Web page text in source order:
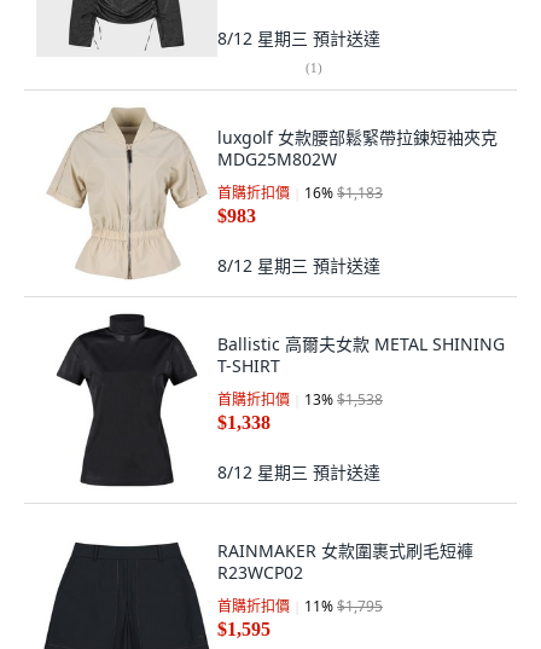
8/12 星期三 預計送達
(1)
luxgolf 女款腰部鬆緊帶拉鍊短袖夾克
MDG25M802W
首購折扣價 16%$1,183
$983
8/12 星期三 預計送達
Ballistic 高爾夫女款 METAL SHINING
T-SHIRT
首購折扣價 13%$1,538
$1,338
8/12 星期三 預計送達
RAINMAKER 女款圍裹式刷毛短褲
R23WCP02
首購折扣價 11%$1,795
$1,595